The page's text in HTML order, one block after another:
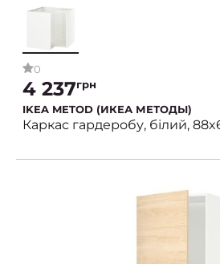
0
4 237грн
IKEA METOD (ИКЕА МЕТОДЫ)
Каркас гардеробу, білий,